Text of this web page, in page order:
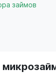
займов